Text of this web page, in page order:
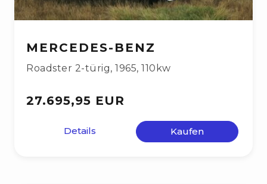
MERCEDES-BENZ
Roadster 2-türig, 1965, 110kw
27.695,95 EUR
Details Kaufen